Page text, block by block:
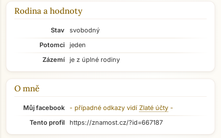
Rodina a hodnoty
Stav
svobodný
Potomci
jeden
Zázemí
je z úplné rodiny
O mně
Můj facebook - případné odkazy vidí Zlaté účty -
Tento profil
https://znamost.cz/?id=667187